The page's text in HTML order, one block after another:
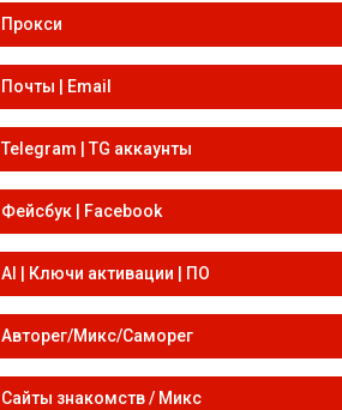
Прокси
Почты | Email
Telegram | TG аккаунты
Фейсбук | Facebook
AI | Ключи активации | ПО
Авторег/Микс/Саморег
Сайты знакомств / Микс